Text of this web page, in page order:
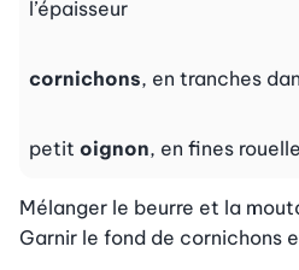
l’épaisseur
cornichons, en tranches
petit oignon, en fines
Mélanger le beurre et la
Garnir le fond de cornichons